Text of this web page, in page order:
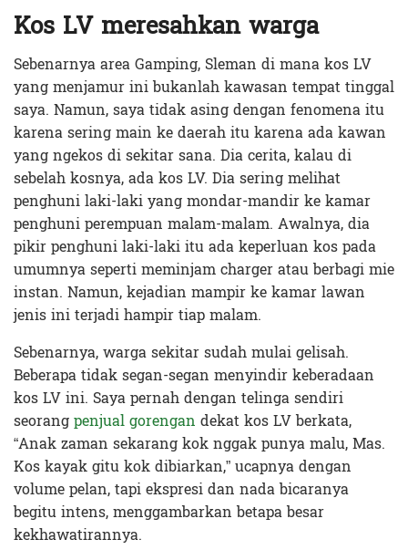
Kos LV meresahkan warga
Sebenarnya area Gamping, Sleman di mana kos LV
yang menjamur ini bukanlah kawasan tempat tinggal
saya. Namun, saya tidak asing dengan fenomena itu
karena sering main ke daerah itu karena ada kawan
yang ngekos di sekitar sana. Dia cerita, kalau di
sebelah kosnya, ada kos LV. Dia sering melihat
penghuni laki-laki yang mondar-mandir ke kamar
penghuni perempuan malam-malam. Awalnya, dia
pikir penghuni laki-laki itu ada keperluan kos pada
umumnya seperti meminjam charger atau berbagi mie
instan. Namun, kejadian mampir ke kamar lawan
jenis ini terjadi hampir tiap malam.
Sebenarnya, warga sekitar sudah mulai gelisah.
Beberapa tidak segan-segan menyindir keberadaan
kos LV ini. Saya pernah dengan telinga sendiri
seorangpenjual gorengan dekat kos LV berkata,
“Anak zaman sekarang kok nggak punya malu, Mas.
Kos kayak gitu kok dibiarkan,” ucapnya dengan
volume pelan, tapi ekspresi dan nada bicaranya
begitu intens, menggambarkan betapa besar
kekhawatirannya.